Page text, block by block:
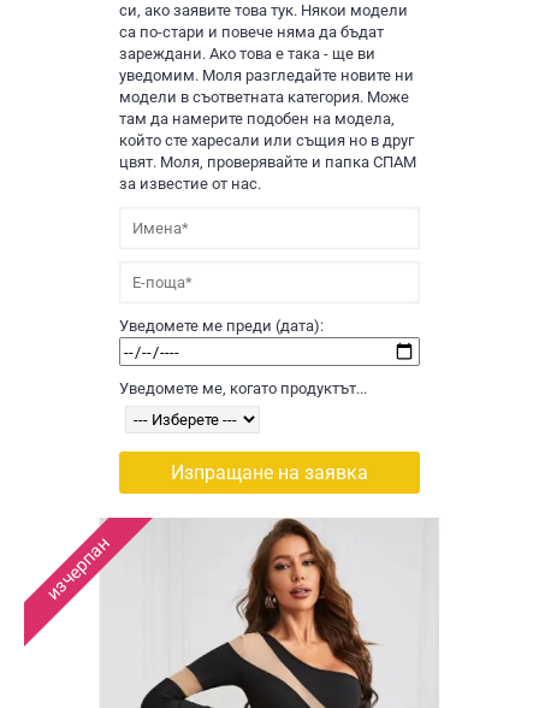
си, ако заявите това тук. Някои модели
са по-стари и повече няма да бъдат
зареждани. Ако това е така - ще ви
уведомим. Моля разгледайте новите ни
модели в съответната категория. Може
там да намерите подобен на модела,
който сте харесали или същия но в друг
цвят. Моля, проверявайте и папка СПАМ
за известие от нас.
Уведомете ме преди (дата):
Уведомете ме, когато продуктът...
Изпращане на заявка
изчерпан